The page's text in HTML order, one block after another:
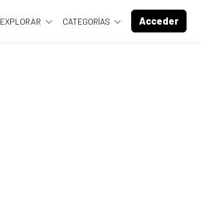
EXPLORAR CATEGORÍAS Acceder